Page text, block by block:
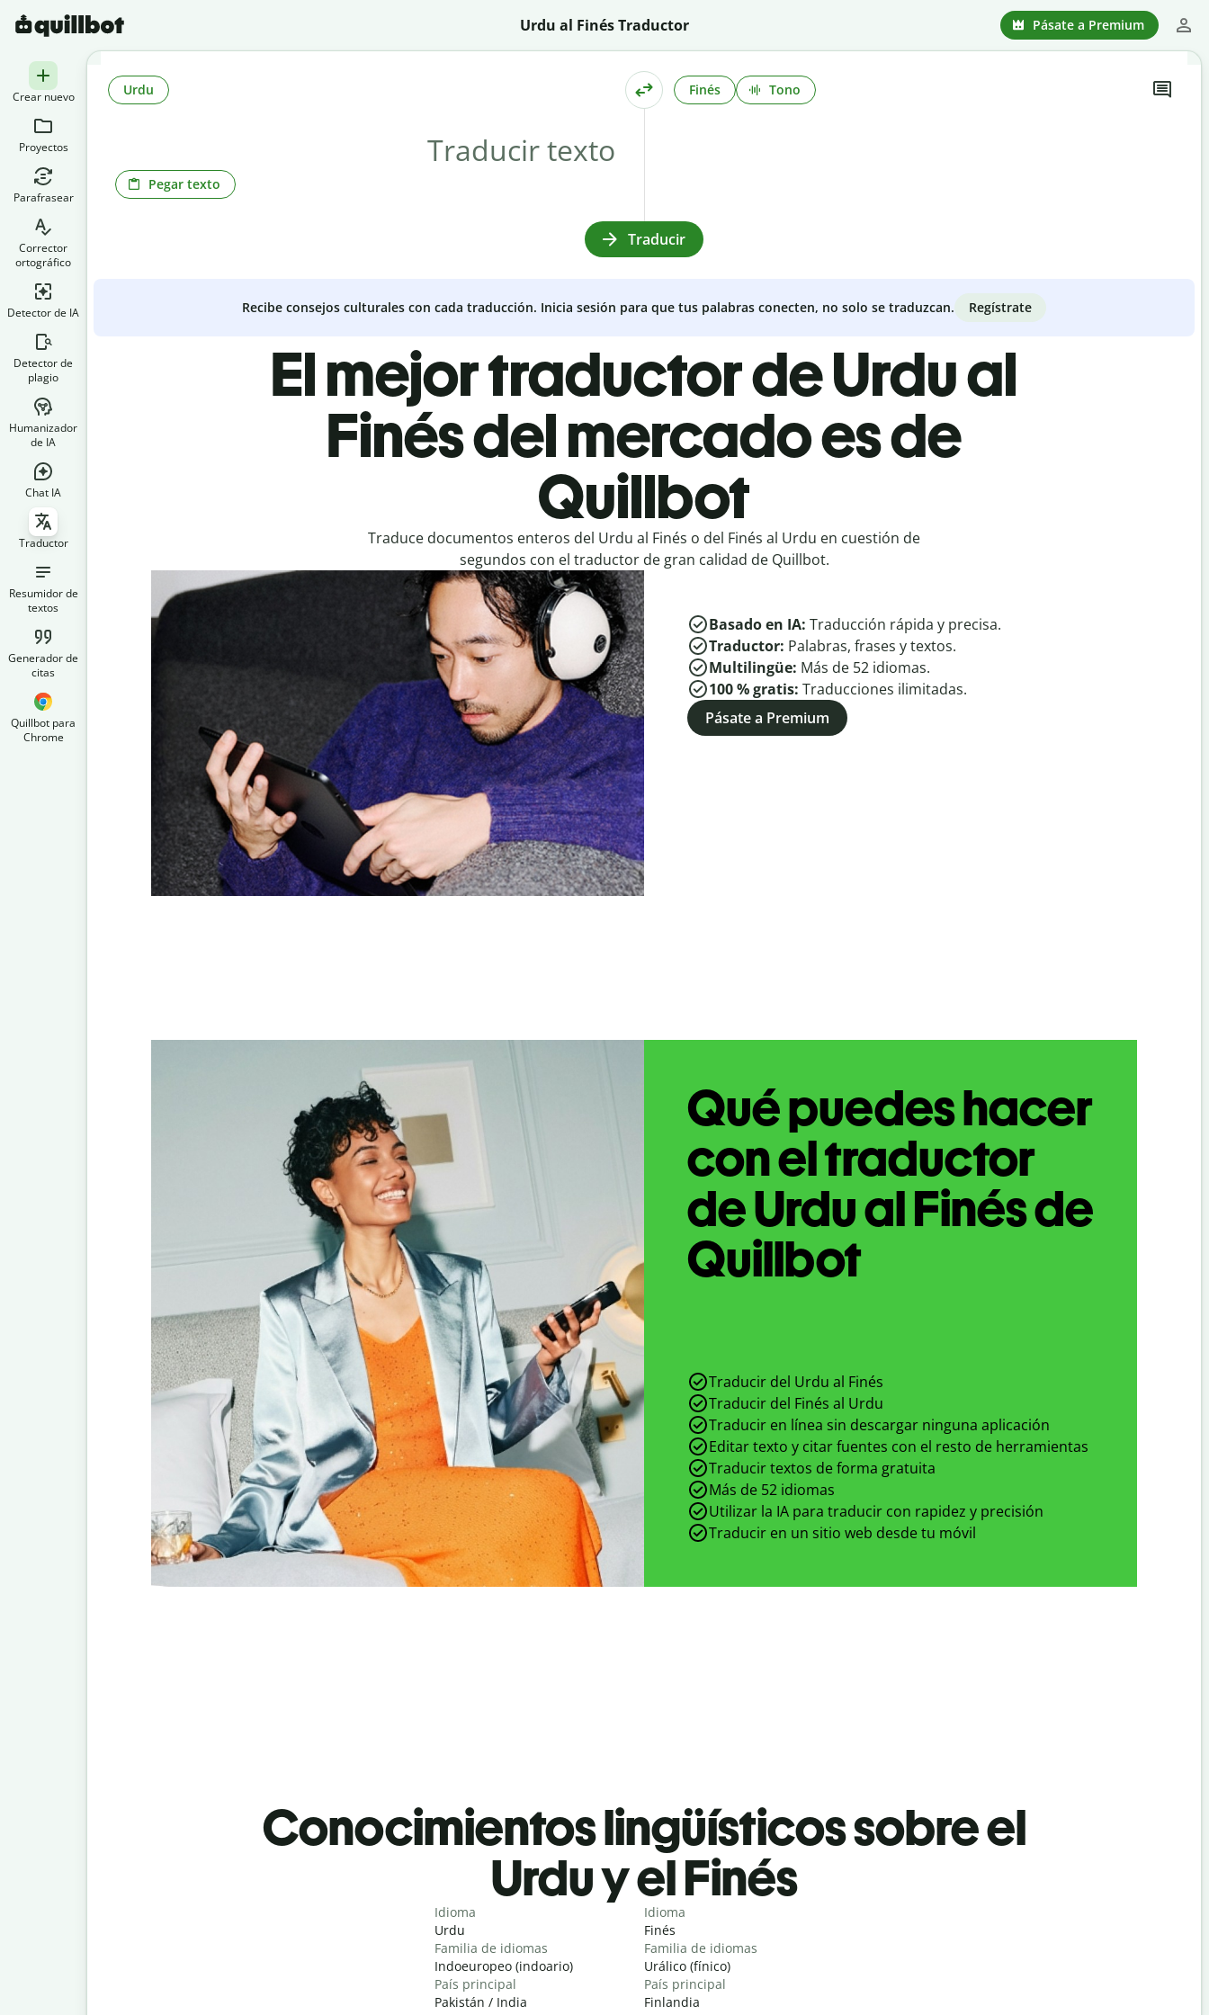
Urdu al Finés Traductor Pásate a Premium
Crear nuevo
Proyectos
Parafrasear
Corrector
ortográfico
Detector de IA
Detector de
plagio
Humanizador
de IA
Chat IA
Traductor
Resumidor de
textos
Generador de
citas
Quillbot para
Chrome
Pegar texto
Urdu Finés Tono
Traducir
Recibe consejos culturales con cada traducción. Inicia sesión para que tus palabras conecten, no solo se traduzcan. Regístrate
El mejor traductor de Urdu al
Finés del mercado es de
Quillbot
Traduce documentos enteros del Urdu al Finés o del Finés al Urdu en cuestión de
segundos con el traductor de gran calidad de Quillbot.
Basado en IA: Traducción rápida y precisa.
Traductor: Palabras, frases y textos.
Multilingüe: Más de 52 idiomas.
100 % gratis: Traducciones ilimitadas.
Pásate a Premium
Qué puedes hacer
con el traductor
de Urdu al Finés de
Quillbot
Traducir del Urdu al Finés
Traducir del Finés al Urdu
Traducir en línea sin descargar ninguna aplicación
Editar texto y citar fuentes con el resto de herramientas
Traducir textos de forma gratuita
Más de 52 idiomas
Utilizar la IA para traducir con rapidez y precisión
Traducir en un sitio web desde tu móvil
Conocimientos lingüísticos sobre el
Urdu y el Finés
Idioma
Urdu
Familia de idiomas
Indoeuropeo (indoario)
País principal
Pakistán / India
Idioma
Finés
Familia de idiomas
Urálico (fínico)
País principal
Finlandia